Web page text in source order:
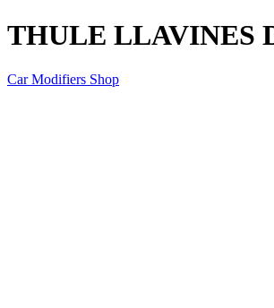
THULE LLAVINES
Car Modifiers Shop